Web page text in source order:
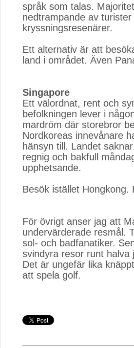
språk som talas.
nedtrampande av
kryssningsresenärer.
Ett alternativ är att
land i området. Även
Singapore
Ett välordnat, rent och
befolkningen lever i
mardröm där storebror
Nordkoreas innevånare
hänsyn till. Landet
regnig och bakfull
upphetsande.
Besök istället
För övrigt anser jag att
undervärderade resmål.
sol- och badfanatiker.
svindyra resor runt
Det är ungefär lika
att spela golf.